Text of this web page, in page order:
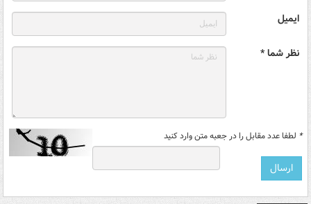
ایمیل
نظر شما *
* لطفا عدد مقابل را در جعبه متن وارد کنید